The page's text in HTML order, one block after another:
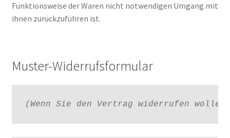
Funktionsweise der Waren nicht notwendigen Umgang mit
ihnen zurückzuführen ist.
Muster-Widerrufsformular
(Wenn Sie den Vertrag widerrufen